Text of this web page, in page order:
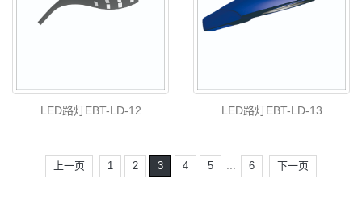
LED路灯EBT-LD-12 LED路灯EBT-LD-13
上一页 1 2 3 4 5 ... 6 下一页